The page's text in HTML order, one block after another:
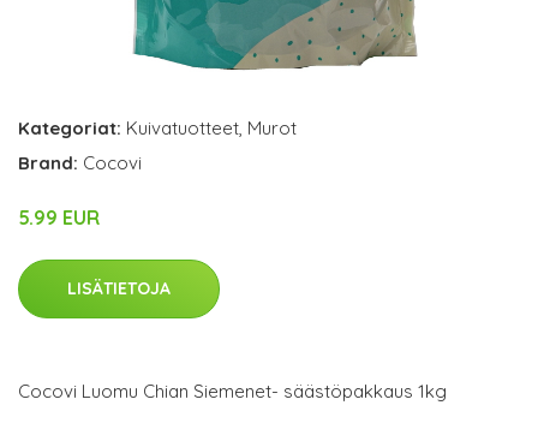
Kategoriat: Kuivatuotteet, Murot
Brand: Cocovi
5.99 EUR
LISÄTIETOJA
Cocovi Luomu Chian Siemenet- säästöpakkaus 1kg